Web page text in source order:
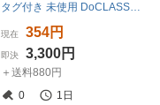
現在 354円
即決 3,300円
＋送料880円
0
1日